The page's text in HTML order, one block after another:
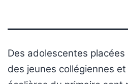
Des adolescentes
des jeunes collégiennes